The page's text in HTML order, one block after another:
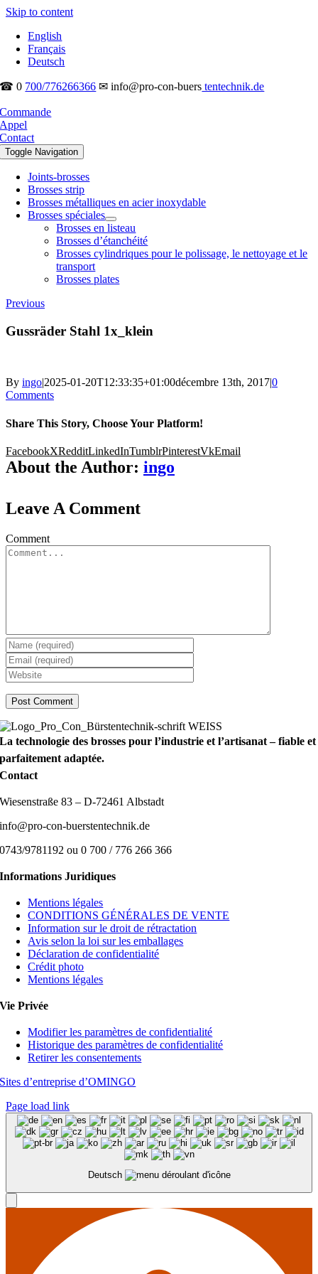
Skip to content
English
Français
Deutsch
☎ 0 700/776266366 ✉ info@pro-con-buers tentechnik.de
Commande
Appel
Contact
Toggle Navigation
Joints-brosses
Brosses strip
Brosses métalliques en acier inoxydable
Brosses spéciales
Brosses en listeau
Brosses d’étanchéité
Brosses cylindriques pour le polissage, le nettoyage et le
transport
Brosses plates
Previous
Gussräder Stahl 1x_klein
By ingo|2025-01-20T12:33:35+01:00décembre 13th, 2017|0
Comments
Share This Story, Choose Your Platform!
FacebookXRedditLinkedInTumblrPinterestVkEmail
About the Author: ingo
Leave A Comment
Comment
La technologie des brosses pour l’industrie et l’artisanat – fiable et
parfaitement adaptée.
Contact
Wiesenstraße 83 – D-72461 Albstadt
info@pro-con-buerstentechnik.de
0743/9781192 ou 0 700 / 776 266 366
Informations Juridiques
Mentions légales
CONDITIONS GÉNÉRALES DE VENTE
Information sur le droit de rétractation
Avis selon la loi sur les emballages
Déclaration de confidentialité
Crédit photo
Mentions légales
Vie Privée
Modifier les paramètres de confidentialité
Historique des paramètres de confidentialité
Retirer les consentements
Sites d’entreprise d’OMINGO
Page load link
Deutsch